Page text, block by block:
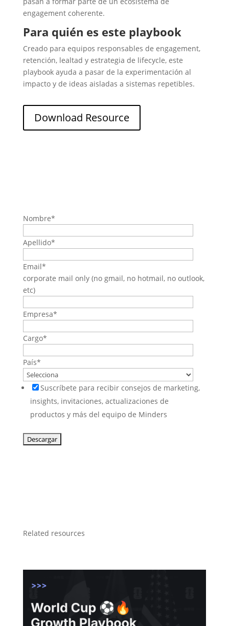
engagement coherente.
Para quién es este playbook
Creado para equipos responsables de engagement,
retención, lealtad y estrategia de lifecycle, este
playbook ayuda a pasar de la experimentación al
impacto y de ideas aisladas a sistemas repetibles.
Download Resource
Nombre*
Apellido*
Email*
corporate mail only (no gmail, no hotmail, no outlook,
etc)
Empresa*
Cargo*
País*
Suscríbete para recibir consejos de marketing,
insights, invitaciones, actualizaciones de
productos y más del equipo de Minders
Related resources